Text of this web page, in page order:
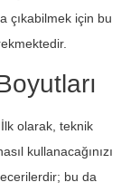
çıkabilmek için bu
İlk olarak, teknik
kullanacağınızı
bu da